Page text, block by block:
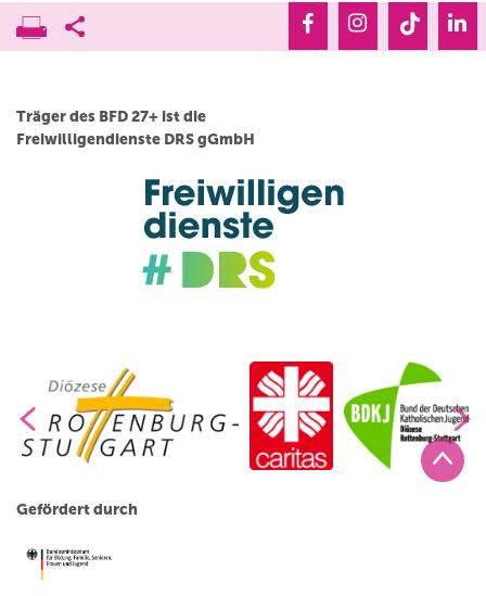
Träger des BFD 27+ ist die
Freiwilligendienste DRS gGmbH
Gefördert durch